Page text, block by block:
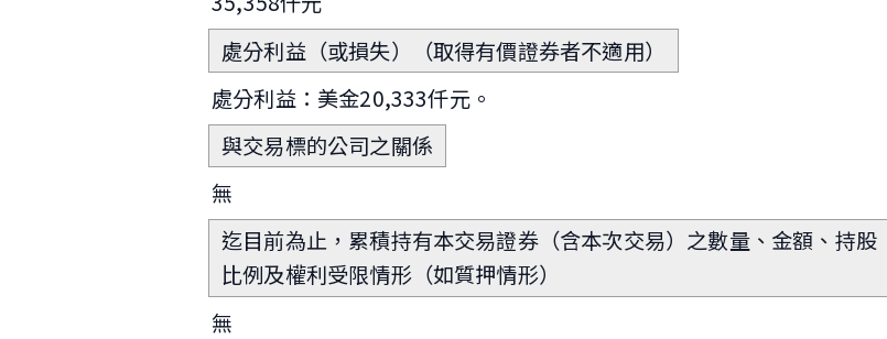
處分利益（或損失）（取得有價證券者不適用）
處分利益：美金20,333仟元。
與交易標的公司之關係
無
迄目前為止，累積持有本交易證券（含本次交易）之數量、金額、持股
比例及權利受限情形（如質押情形）
無